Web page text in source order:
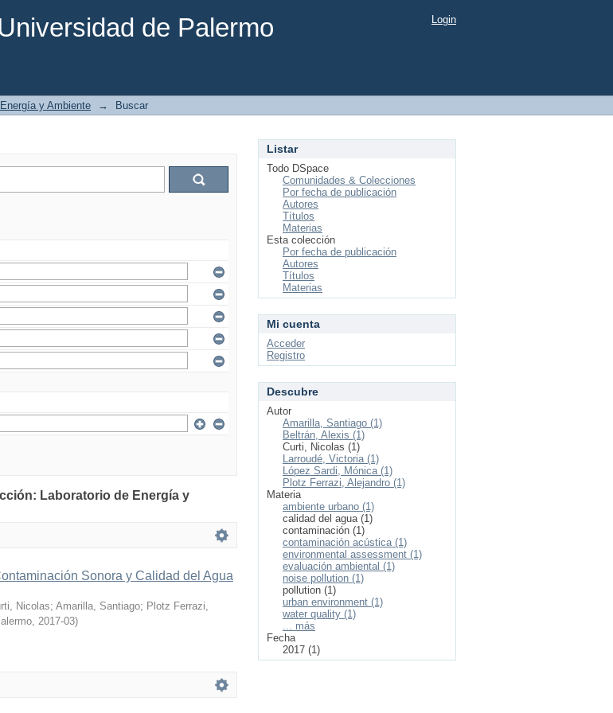
de Palermo Login
y Ambiente → Buscar
Laboratorio de Energía y
Sonora y Calidad del Agua
Nicolas; Amarilla, Santiago; Plotz Ferrazi,
, 2017-03)
Listar
Todo DSpace
Comunidades & Colecciones
Por fecha de publicación
Autores
Títulos
Materias
Esta colección
Por fecha de publicación
Autores
Títulos
Materias
Mi cuenta
Acceder
Registro
Descubre
Autor
Amarilla, Santiago (1)
Beltrán, Alexis (1)
Curti, Nicolas (1)
Larroudé, Victoria (1)
López Sardi, Mónica (1)
Plotz Ferrazi, Alejandro (1)
Materia
ambiente urbano (1)
calidad del agua (1)
contaminación (1)
contaminación acústica (1)
environmental assessment (1)
evaluación ambiental (1)
noise pollution (1)
pollution (1)
urban environment (1)
water quality (1)
... más
Fecha
2017 (1)